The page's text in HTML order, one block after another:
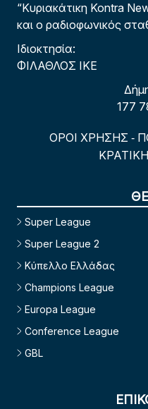
“Κυριακάτικη Kontra
και ο ραδιοφωνικός
Ιδιοκτησία:
ΦΙΛΑΘΛΟΣ ΙΚΕ
177
ΟΡΟΙ ΧΡΗΣΗΣ -
Super League
Super League 2
Κύπελλο Ελλάδας
Champions League
Europa League
Conference League
GBL